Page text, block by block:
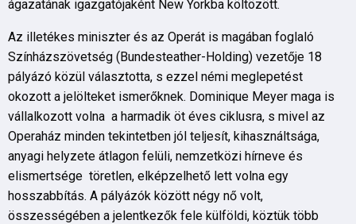
ágazatának igazgatójaként New Yorkba költözött.
Az illetékes miniszter és az Operát is magában foglaló
Színházszövetség (Bundesteather-Holding) vezetője 18
pályázó közül választotta, s ezzel némi meglepetést
okozott a jelölteket ismerőknek. Dominique Meyer maga is
vállalkozott volna a harmadik öt éves ciklusra, s mivel az
Operaház minden tekintetben jól teljesít, kihasználtsága,
anyagi helyzete átlagon felüli, nemzetközi hírneve és
elismertsége töretlen, elképzelhető lett volna egy
hosszabbítás. A pályázók között négy nő volt,
összességében a jelentkezők fele külföldi, köztük több